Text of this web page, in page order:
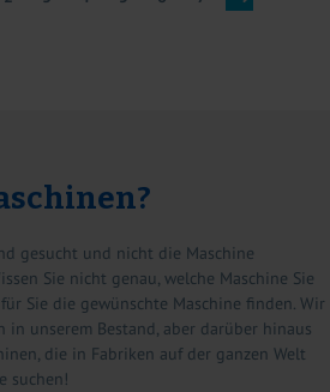
gesucht und nicht die Maschine
Sie nicht genau, welche Maschine Sie
Sie die gewünschte Maschine finden. Wir
in unserem Bestand, aber darüber hinaus
die in Fabriken auf der ganzen Welt
suchen!